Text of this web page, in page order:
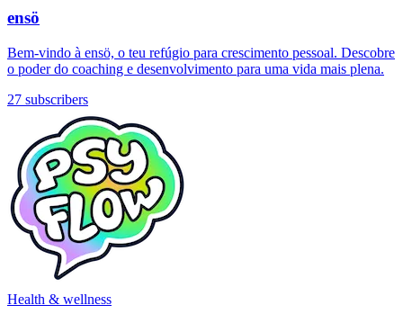
ensö
Bem-vindo à ensö, o teu refúgio para crescimento pessoal. Descobre
o poder do coaching e desenvolvimento para uma vida mais plena.
27 subscribers
Health & wellness